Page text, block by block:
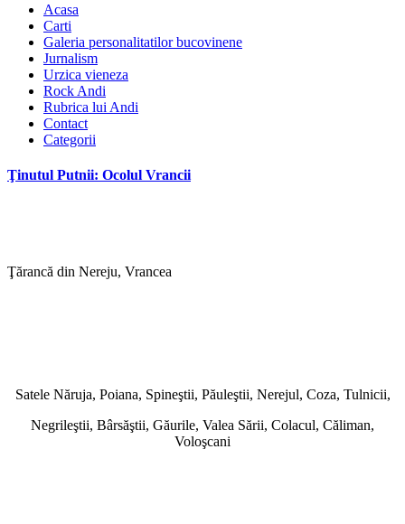
Acasa
Carti
Galeria personalitatilor bucovinene
Jurnalism
Urzica vieneza
Rock Andi
Rubrica lui Andi
Contact
Categorii
Ţinutul Putnii: Ocolul Vrancii
Ţărancă din Nereju, Vrancea
Satele Năruja, Poiana, Spineştii, Păuleştii, Nerejul, Coza, Tulnicii,
Negrileştii, Bârsăştii, Găurile, Valea Sării, Colacul, Căliman,
Voloşcani